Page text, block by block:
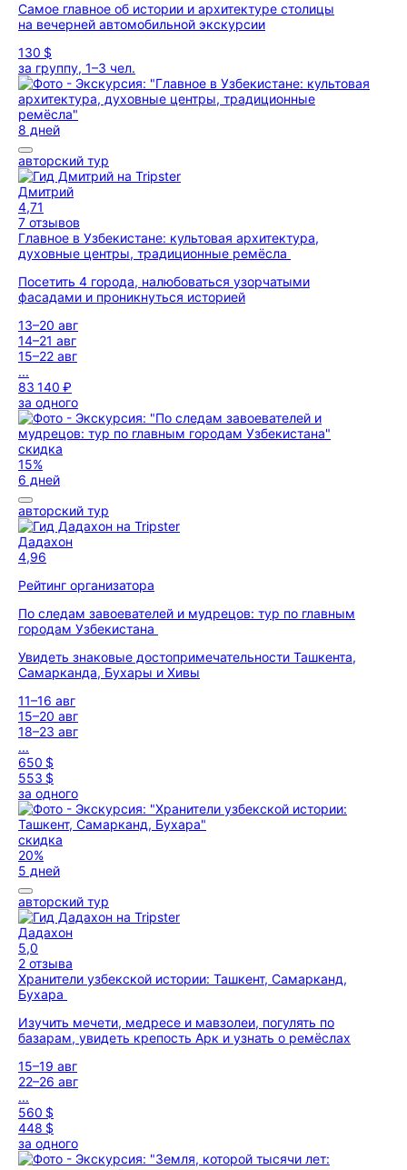
Самое главное об истории и архитектуре столицы
на вечерней автомобильной экскурсии
130 $
за группу, 1–3 чел.
8 дней
авторский тур
Дмитрий
4,71
7 отзывов
Главное в Узбекистане: культовая архитектура,
духовные центры, традиционные ремёсла
Посетить 4 города, налюбоваться узорчатыми
фасадами и проникнуться историей
13–20 авг
14–21 авг
15–22 авг
...
83 140 ₽
за одного
скидка
15%
6 дней
авторский тур
Дадахон
4,96
Рейтинг организатора
По следам завоевателей и мудрецов: тур по главным
городам Узбекистана
Увидеть знаковые достопримечательности Ташкента,
Самарканда, Бухары и Хивы
11–16 авг
15–20 авг
18–23 авг
...
650 $
553 $
за одного
скидка
20%
5 дней
авторский тур
Дадахон
5,0
2 отзыва
Хранители узбекской истории: Ташкент, Самарканд,
Бухара
Изучить мечети, медресе и мавзолеи, погулять по
базарам, увидеть крепость Арк и узнать о ремёслах
15–19 авг
22–26 авг
...
560 $
448 $
за одного